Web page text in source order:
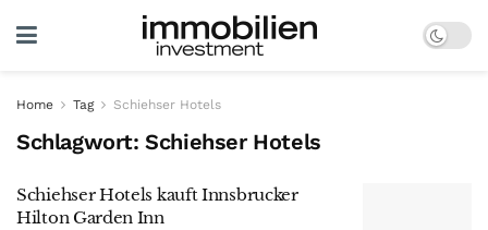
Home Tag Schiehser Hotels
Schlagwort:Schiehser Hotels
Schiehser Hotels kauft Innsbrucker
Hilton Garden Inn